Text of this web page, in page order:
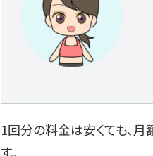
1回分の料金は安くても、
す。